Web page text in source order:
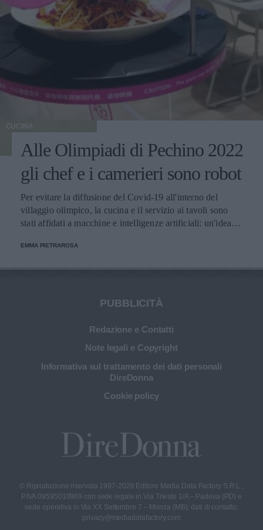
CUCINA
Alle Olimpiadi di Pechino 2022
gli chef e i camerieri sono robot
Per evitare la diffusione del Covid-19 all'interno del
villaggio olimpico, la cucina e il servizio ai tavoli sono
stati affidati a macchine e intelligenze artificiali: un'idea
EMMA PIETRAROSA
PUBBLICITÀ
Redazione e Contatti
Note legali e Copyright
Informativa sul trattamento dei dati personali
DireDonna
Cookie policy
© Riproduzione riservata 1997-2026 Editore Media Data Factory S.R.L.,
P.IVA 09595010969 con sede legale in Via Trieste 1/A – Padova (PD) e
sede operativa in Via XX Settembre 7 – Monza (MB); dati di contatto:
privacy@mediadatafactory.com